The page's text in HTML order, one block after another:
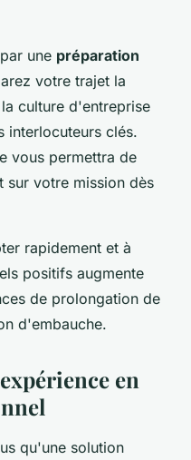
une préparation
votre trajet la
culture d'entreprise
interlocuteurs clés.
vous permettra de
sur votre mission dès
rapidement et à
positifs augmente
de prolongation de
d'embauche.
en
qu'une solution